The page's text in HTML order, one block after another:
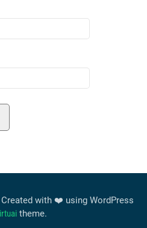
Created with ❤️ using WordPress
theme.